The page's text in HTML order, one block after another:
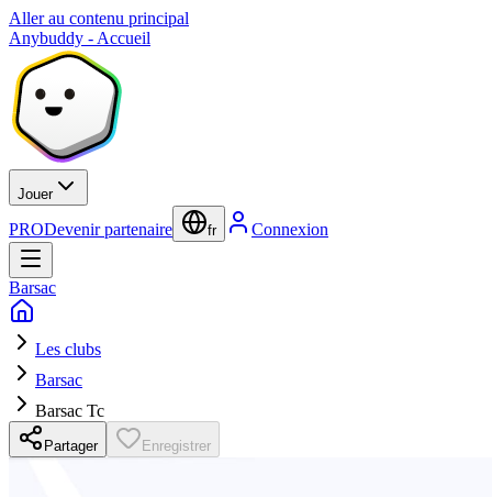
Aller au contenu principal
Anybuddy - Accueil
Jouer
PRODevenir partenaire fr Connexion
Barsac
Les clubs
Barsac
Barsac Tc
Partager Enregistrer